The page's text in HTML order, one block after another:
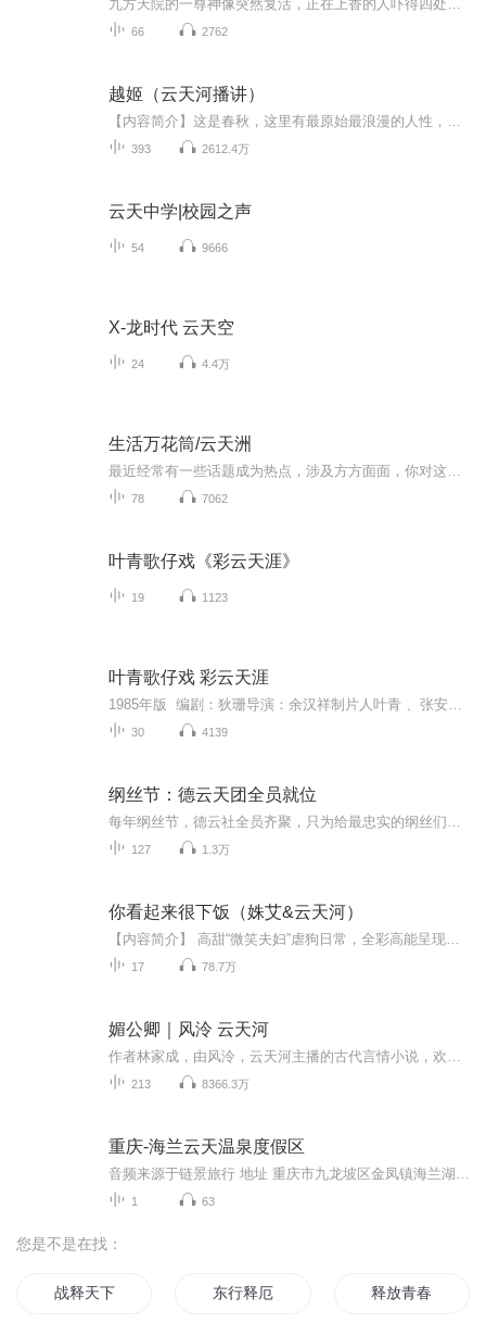
66 2762
越姬（云天河播讲）
393 2612.4万
云天中学|校园之声
54 9666
X-龙时代 云天空
24 4.4万
生活万花筒/云天洲
78 7062
叶青歌仔戏《彩云天涯》
19 1123
叶青歌仔戏 彩云天涯
30 4139
纲丝节：德云天团全员就位
127 1.3万
你看起来很下饭（姝艾&云天河）
17 78.7万
媚公卿｜风泠 云天河
213 8366.3万
重庆-海兰云天温泉度假区
1 63
您是不是在找：
战释天下 东行释厄 释放青春